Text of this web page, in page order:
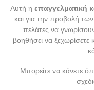
Αυτή η επαγγελματική
και για την προβολή
πελάτες να
βοηθήσει να ξεχωρίσετε
Μπορείτε να κάνετε